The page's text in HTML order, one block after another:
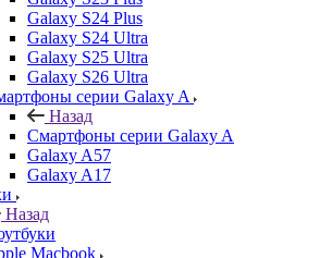
Galaxy S24 Plus
Galaxy S24 Ultra
Galaxy S25 Ultra
Galaxy S26 Ultra
серии Galaxy A
Назад
Смартфоны серии Galaxy A
Galaxy A57
Galaxy A17
Назад
Macbook